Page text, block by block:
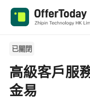
已關閉
高級客戶服
金易